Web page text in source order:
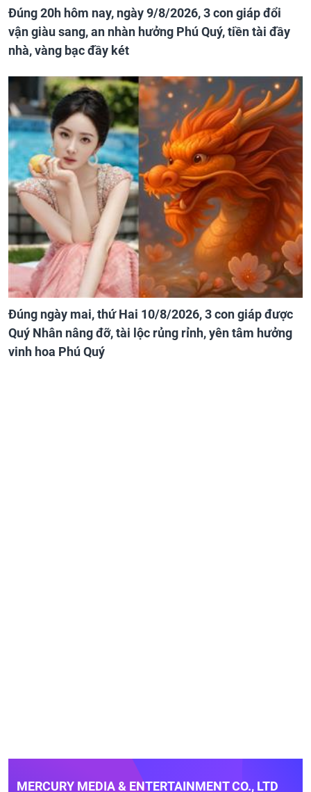
Đúng 20h hôm nay, ngày 9/8/2026, 3 con giáp đổi
vận giàu sang, an nhàn hưởng Phú Quý, tiền tài đầy
nhà, vàng bạc đầy két
Đúng ngày mai, thứ Hai 10/8/2026, 3 con giáp được
Quý Nhân nâng đỡ, tài lộc rủng rỉnh, yên tâm hưởng
vinh hoa Phú Quý
MERCURY MEDIA & ENTERTAINMENT CO., LTD